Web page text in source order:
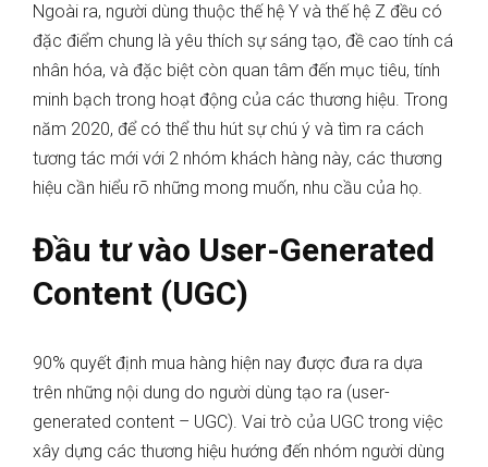
Ngoài ra, người dùng thuộc thế hệ Y và thế hệ Z đều có
đặc điểm chung là yêu thích sự sáng tạo, đề cao tính cá
nhân hóa, và đặc biệt còn quan tâm đến mục tiêu, tính
minh bạch trong hoạt động của các thương hiệu. Trong
năm 2020, để có thể thu hút sự chú ý và tìm ra cách
tương tác mới với 2 nhóm khách hàng này, các thương
hiệu cần hiểu rõ những mong muốn, nhu cầu của họ.
Đầu tư vào User-Generated
Content (UGC)
90% quyết định mua hàng hiện nay được đưa ra dựa
trên những nội dung do người dùng tạo ra (user-
generated content – UGC). Vai trò của UGC trong việc
xây dựng các thương hiệu hướng đến nhóm người dùng